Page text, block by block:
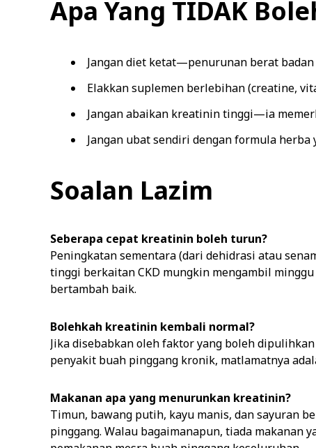
Apa Yang TIDAK
Jangan diet ketat—penurunan berat
Elakkan suplemen berlebihan (creatine,
Jangan abaikan kreatinin tinggi—ia
Jangan ubat sendiri dengan formula
Soalan Lazim
Seberapa cepat kreatinin boleh turun?
Peningkatan sementara (dari dehidrasi atau
tinggi berkaitan CKD mungkin mengambil
bertambah baik.
Bolehkah kreatinin kembali normal?
Jika disebabkan oleh faktor yang boleh
penyakit buah pinggang kronik, matlamatnya
Makanan apa yang menurunkan kreatinin?
Timun, bawang putih, kayu manis, dan sayuran
pinggang. Walau bagaimanapun, tiada makanan